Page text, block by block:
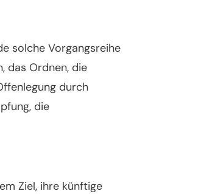
solche Vorgangsreihe
das Ordnen, die
durch
die
Ziel, ihre künftige